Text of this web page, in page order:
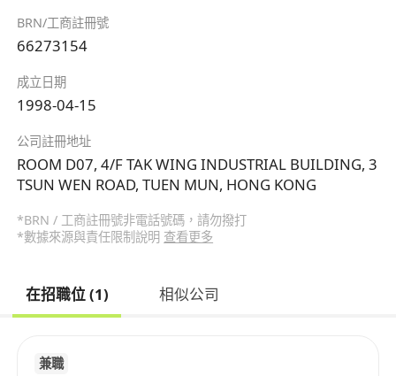
BRN/工商註冊號
66273154
成立日期
1998-04-15
公司註冊地址
ROOM D07, 4/F TAK WING INDUSTRIAL BUILDING, 3
TSUN WEN ROAD, TUEN MUN, HONG KONG
*BRN / 工商註冊號非電話號碼，請勿撥打
*數據來源與責任限制說明 查看更多
在招職位 (1) 相似公司
兼職